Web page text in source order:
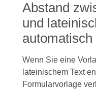
Abstand
und
automatisch
Wenn Sie eine
lateinischem Text
Formularvorlage